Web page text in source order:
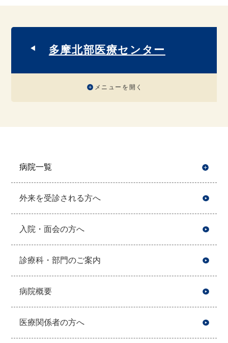
多摩北部医療センター
メニューを開く
病院一覧
外来を受診される方へ
入院・面会の方へ
診療科・部門のご案内
病院概要
医療関係者の方へ